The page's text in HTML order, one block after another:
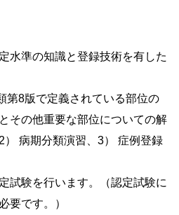
水準の知識と登録技術を有した
第8版で定義されている部位の
その他重要な部位についての解
病期分類演習、3） 症例登録
試験を行います。（認定試験に
要です。）